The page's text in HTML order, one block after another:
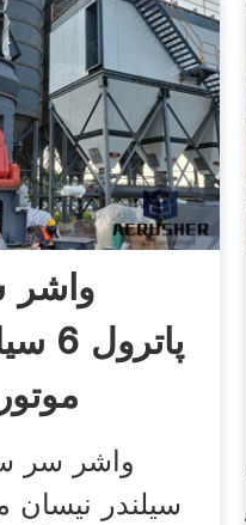
واشر
سیلندر نیسان